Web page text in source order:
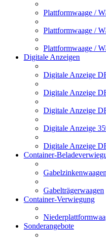
Plattformwaage /
Plattformwaage /
Plattformwaage /
Digitale Anzeigen
Digitale Anzeige
Digitale Anzeige
Digitale Anzeige
Digitale Anzeige
Digitale Anzeige
Container-
Gabelträgerwaagen
Container-Verwiegung
Sonderangebote